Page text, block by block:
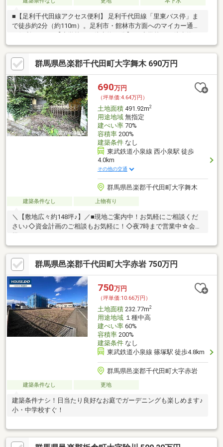
■【足利千代田線アクセス便利】 足利千代田線「里東バス停」ま
で徒歩約2分（約110m）。足利市・館林市方面へのマイカー通勤
分（約1900m）、千代田中学校まで徒歩約22分（約1700m）。
■【大型商業施設へのアクセス便利】 大型生鮮食品店併設のホー
ムセンター「ジョイフル本田千代田店」まで車約9分（約
3600m）、コストコホールセール群馬明和倉庫店まで車約20分
（約7800m）。■現況渡し／引渡時期要相談（境界協定・農地転
用届出後）
群馬県邑楽郡千代田町大字舞木 690万円
690万円
（坪単価:4.64万円）
土地面積491.92m2
用途地域無指定
建ぺい率70%
容積率200%
建築条件なし
東武鉄道小泉線 西小泉駅 徒歩
4.0km
その他の交通
群馬県邑楽郡千代田町大字舞木
建築条件なし 上物有り
＼【敷地広々約148坪♪】／■現地ご案内中！お気軽にご相談くだ
さい♪◇資金計画のご相談もお気軽に！◇夜7時まで営業中☆会社
群馬県邑楽郡千代田町大字赤岩 750万円
750万円
（坪単価:10.66万円）
土地面積232.77m2
用途地域１種中高
建ぺい率60%
容積率200%
建築条件なし
東武鉄道小泉線 篠塚駅 徒歩4.8km
群馬県邑楽郡千代田町大字赤岩
建築条件なし 更地
建築条件ナシ！日当たり良好なお庭でガーデニングも楽しめます♪
小・中学校すぐ！